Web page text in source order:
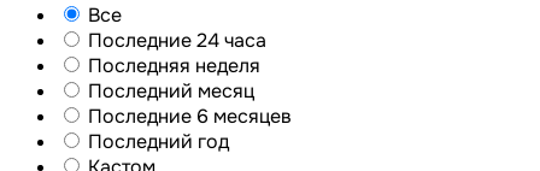
Все
Последние 24 часа
Последняя неделя
Последний месяц
Последние 6 месяцев
Последний год